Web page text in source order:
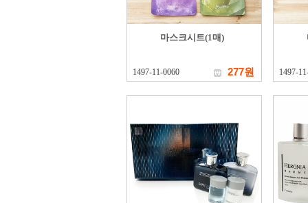
마스크시트(1매)
1497-11-0060 277원 1497-